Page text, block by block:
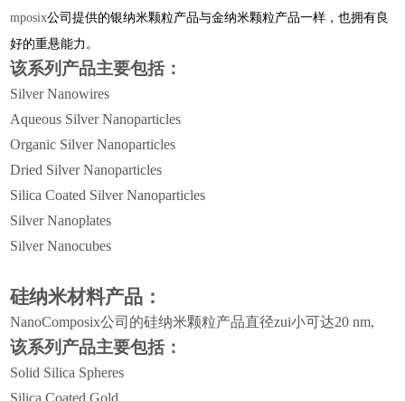
mposix公司提供的银纳米颗粒产品与金纳米颗粒产品一样，也拥有良
好的重悬能力。
该系列产品主要包括：
Silver Nanowires
Aqueous Silver Nanoparticles
Organic Silver Nanoparticles
Dried Silver Nanoparticles
Silica Coated Silver Nanoparticles
Silver Nanoplates
Silver Nanocubes
硅纳米材料产品：
NanoComposix公司的硅纳米颗粒产品直径zui小可达20 nm,
该系列产品主要包括：
Solid Silica Spheres
Silica Coated Gold